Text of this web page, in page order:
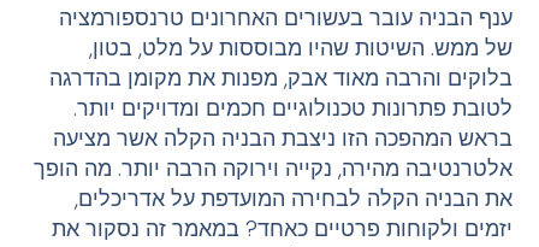
ענף הבניה עובר בעשורים האחרונים טרנספורמציה
של ממש. השיטות שהיו מבוססות על מלט, בטון,
בלוקים והרבה מאוד אבק, מפנות את מקומן בהדרגה
לטובת פתרונות טכנולוגיים חכמים ומדויקים יותר.
בראש המהפכה הזו ניצבת הבניה הקלה אשר מציעה
אלטרנטיבה מהירה, נקייה וירוקה הרבה יותר. מה הופך
את הבניה הקלה לבחירה המועדפת על אדריכלים,
יזמים ולקוחות פרטיים כאחד? במאמר זה נסקור את